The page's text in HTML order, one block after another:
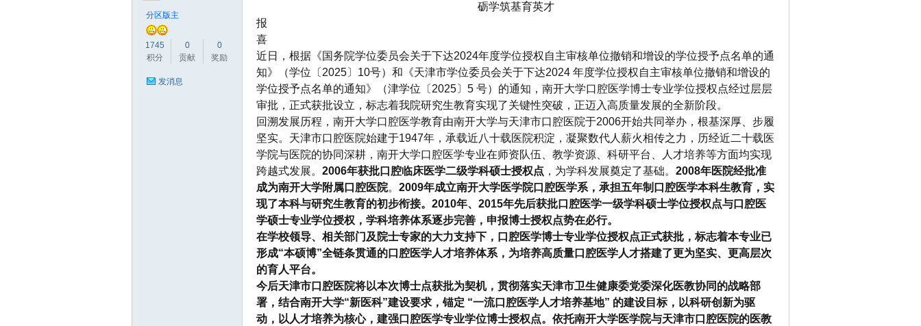
分区版主
1745
积分
0
贡献
0
奖励
发消息
砺学筑基育英才
报
喜
近日，根据《国务院学位委员会关于下达2024年度学位授权自主审核单位撤销和增设的学位授予点名单的通
知》（学位〔2025〕10号）和《天津市学位委员会关于下达2024 年度学位授权自主审核单位撤销和增设的
学位授予点名单的通知》（津学位〔2025〕5 号）的通知，南开大学口腔医学博士专业学位授权点经过层层
审批，正式获批设立，标志着我院研究生教育实现了关键性突破，正迈入高质量发展的全新阶段。
回溯发展历程，南开大学口腔医学教育由南开大学与天津市口腔医院于2006开始共同举办，根基深厚、步履
坚实。天津市口腔医院始建于1947年，承载近八十载医院积淀，凝聚数代人薪火相传之力，历经近二十载医
学院与医院的协同深耕，南开大学口腔医学专业在师资队伍、教学资源、科研平台、人才培养等方面均实现
跨越式发展。 2006年获批口腔临床医学二级学科硕士授权点 ，为学科发展奠定了基础。 2008年医院经批准
成为南开大学附属口腔医院。 2009年成立南开大学医学院口腔医学系，承担五年制口腔医学本科生教育，实
现了本科与研究生教育的初步衔接。2010年、2015年先后获批口腔医学一级学科硕士学位授权点与口腔医
学硕士专业学位授权，学科培养体系逐步完善，申报博士授权点势在必行。
在学校领导、相关部门及院士专家的大力支持下，口腔医学博士专业学位授权点正式获批，标志着本专业已
形成“本硕博”全链条贯通的口腔医学人才培养体系，为培养高质量口腔医学人才搭建了更为坚实、更高层次
的育人平台。
今后天津市口腔医院将以本次博士点获批为契机，贯彻落实天津市卫生健康委党委深化医教协同的战略部
署，结合南开大学“新医科”建设要求，锚定 “一流口腔医学人才培养基地” 的建设目标，以科研创新为驱
动，以人才培养为核心，建强口腔医学专业学位博士授权点。依托南开大学医学院与天津市口腔医院的医教